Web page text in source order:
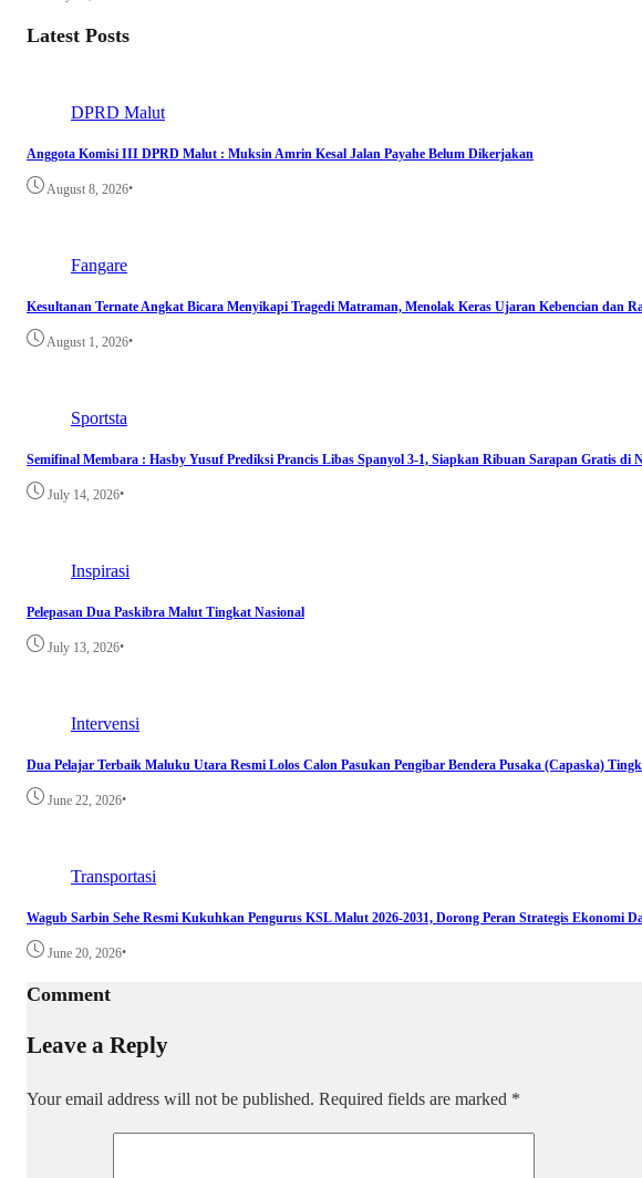
Latest Posts
DPRD Malut
Anggota Komisi III DPRD Malut : Muksin Amrin Kesal Jalan Payahe Belum Dikerjakan
August 8, 2026•
Fangare
Kesultanan Ternate Angkat Bicara Menyikapi Tragedi Matraman, Menolak Keras Ujaran Kebencian dan
August 1, 2026•
Sportsta
Semifinal Membara : Hasby Yusuf Prediksi Prancis Libas Spanyol 3-1, Siapkan Ribuan Sarapan Gratis di
July 14, 2026•
Inspirasi
Pelepasan Dua Paskibra Malut Tingkat Nasional
July 13, 2026•
Intervensi
Dua Pelajar Terbaik Maluku Utara Resmi Lolos Calon Pasukan Pengibar Bendera Pusaka (Capaska)
June 22, 2026•
Transportasi
Wagub Sarbin Sehe Resmi Kukuhkan Pengurus KSL Malut 2026-2031, Dorong Peran Strategis Ekonomi
June 20, 2026•
Comment
Leave a Reply
Your email address will not be published. Required fields are marked *